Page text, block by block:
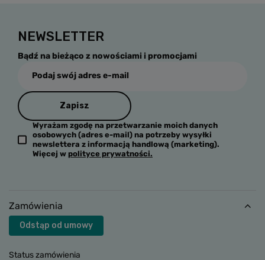
NEWSLETTER
Bądź na bieżąco z nowościami i promocjami
Podaj swój adres e-mail
Zapisz
Wyrażam zgodę na przetwarzanie moich danych
osobowych (adres e-mail) na potrzeby wysyłki
newslettera z informacją handlową (marketing).
Więcej w polityce prywatności.
Zamówienia
Odstąp od umowy
Status zamówienia